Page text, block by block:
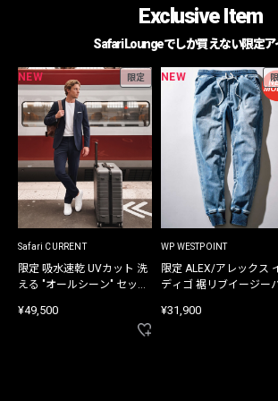
Exclusive Item
Safari Loungeでしか買えない限定ア
NEW 限定
Safari CURRENT
限定 吸水速乾 UVカット 洗
える "オールシーン" セット
¥49,500
NEW
WP WESTPOINT
限定 ALEX/アレックス
ディゴ 裾リブイージーパ
¥31,900